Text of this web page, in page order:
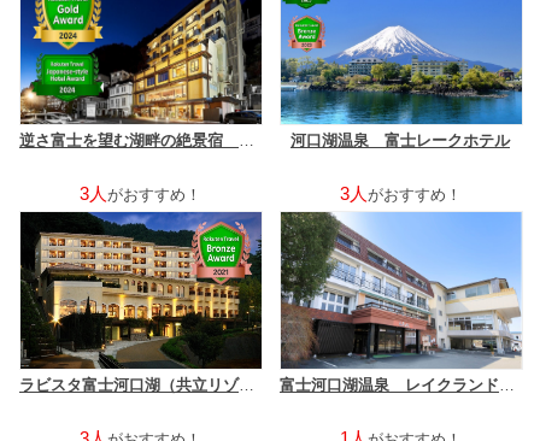
河口湖温泉 富士レークホテル
3人 がおすすめ！
ラビスタ富士河口湖（共立リゾート）
3人 がおすすめ！